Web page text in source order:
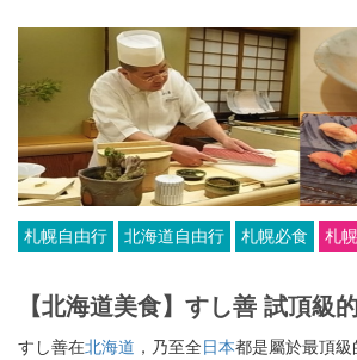
札幌自由行 北海道自由行 札幌必食 札幌
【北海道美食】すし善 試頂級
すし善在北海道 ，乃至全日本都是屬於最頂